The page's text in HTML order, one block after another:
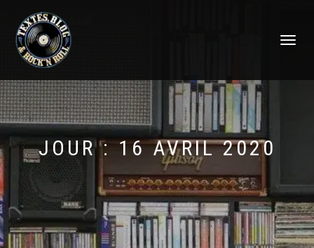
DÉPLIER
JOUR :16 AVRIL 2020